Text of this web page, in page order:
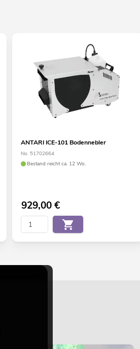
ANTARI ICE-101 Bodennebler
No. 51702664
Bestand reicht ca. 12 Wo.
929,00€